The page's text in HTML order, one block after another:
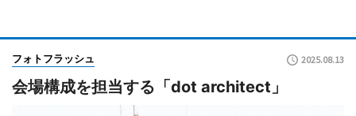
フォトフラッシュ 2025.08.13
会場構成を担当する「dot architect」